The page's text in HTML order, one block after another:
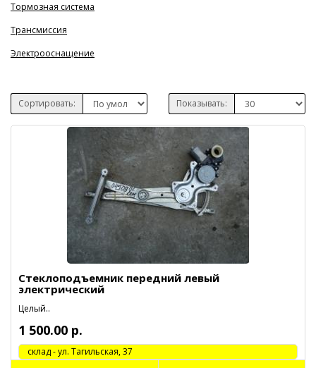
Тормозная система
Трансмиссия
Электрооснащение
Сортировать: Показывать:
Стеклоподъемник передний левый
электрический
Целый..
1 500.00 р.
cклад - ул. Тагильская, 37